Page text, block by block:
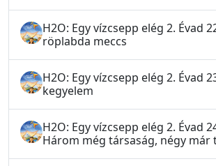
H2O: Egy vízcsepp elég 2. Évad
röplabda meccs
H2O: Egy vízcsepp elég 2. Évad
kegyelem
H2O: Egy vízcsepp elég 2. Évad
Három még társaság, négy már